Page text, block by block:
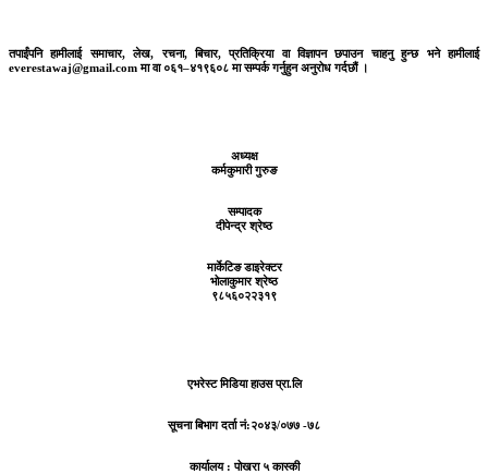
तपाईंपनि हामीलाई समाचार, लेख, रचना, बिचार, प्रतिक्रिया वा विज्ञापन छपाउन चाहनु हुन्छ भने हामीलाई
everestawaj@gmail.com मा वा ०६१–४१९६०८ मा सम्पर्क गर्नुहुन अनुरोध गर्दछौं ।
अध्यक्ष
कर्मकुमारी गुरुङ
सम्पादक
दीपेन्द्र श्रेष्ठ
मार्केटिङ डाइरेक्टर
भोलाकुमार श्रेष्ठ
९८५६०२२३१९
एभरेस्ट मिडिया हाउस प्रा.लि
सूचना बिभाग दर्ता नं:२०४३/०७७ -७८
कार्यालय :पोखरा ५ कास्की